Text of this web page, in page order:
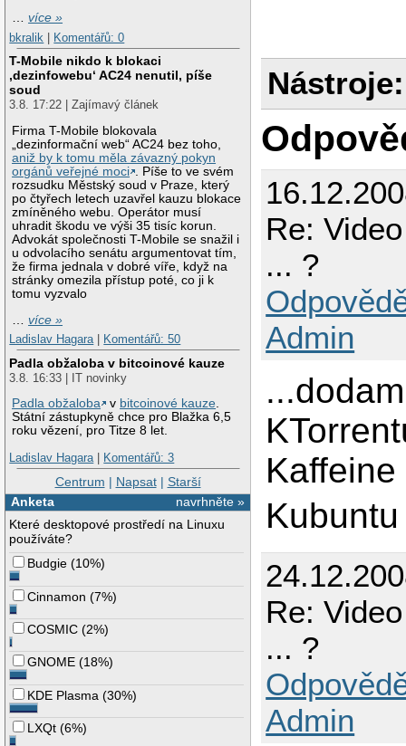
…více »
bkralik | Komentářů: 0
T-Mobile nikdo k blokaci
‚dezinfowebu‘ AC24 nenutil, píše
soud
3.8. 17:22 | Zajímavý článek
Firma T-Mobile blokovala
„dezinformační web“ AC24 bez toho,
aniž by k tomu měla závazný pokyn
orgánů veřejné moci
. Píše to ve svém
rozsudku Městský soud v Praze, který
po čtyřech letech uzavřel kauzu blokace
zmíněného webu. Operátor musí
uhradit škodu ve výši 35 tisíc korun.
Advokát společnosti T-Mobile se snažil i
u odvolacího senátu argumentovat tím,
že firma jednala v dobré víře, když na
stránky omezila přístup poté, co ji k
tomu vyzvalo
…více »
Ladislav Hagara| Komentářů: 50
Padla obžaloba v bitcoinové kauze
3.8. 16:33 | IT novinky
Padla obžaloba
v bitcoinové kauze.
Státní zástupkyně chce pro Blažka 6,5
roku vězení, pro Titze 8 let.
Ladislav Hagara| Komentářů: 3
Centrum | Napsat| Starší
navrhněte »
Anketa
Které desktopové prostředí na Linuxu
používáte?
Budgie (10%)
Cinnamon (7%)
COSMIC (2%)
GNOME (18%)
KDE Plasma (30%)
LXQt (6%)
Nástroje:
Re:
... ?
Admin
Re:
... ?
Admin